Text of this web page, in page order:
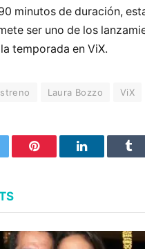
minutos de duración,
ser uno de los
temporada en ViX.
Laura Bozzo ViX
Pinterest LinkedIn